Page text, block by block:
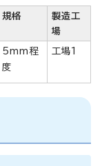
規格
製造工
場
5mm程
度
工場1